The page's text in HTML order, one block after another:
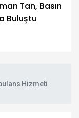
Tan, Basın
Buluştu
Hizmeti